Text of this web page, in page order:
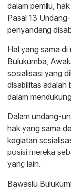
dalam pemilu,
Pasal 13
penyandang
Hal yang sama
Bulukumba,
sosialisasi yang
disabilitas adalah
dalam
Dalam undang-
hak yang sama
kegiatan
posisi mereka
yang lain.
Bawaslu